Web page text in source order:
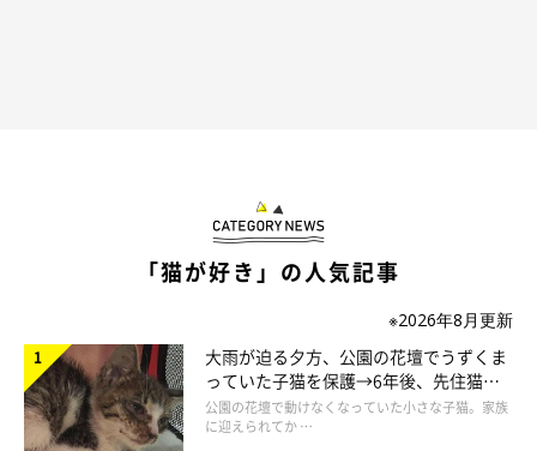
毎日かわいいかわいいかわいいかわいいかわいいと言い続けてい
みたいに育ちました(笑)
下僕としては最高に幸せでした！
「猫が好き」の人気記事
※2026年8月更新
大雨が迫る夕方、公園の花壇でうずくま
っていた子猫を保護→6年後、先住猫
と“姉妹”のような関係に
公園の花壇で動けなくなっていた小さな子猫。家族
に迎えられてか …